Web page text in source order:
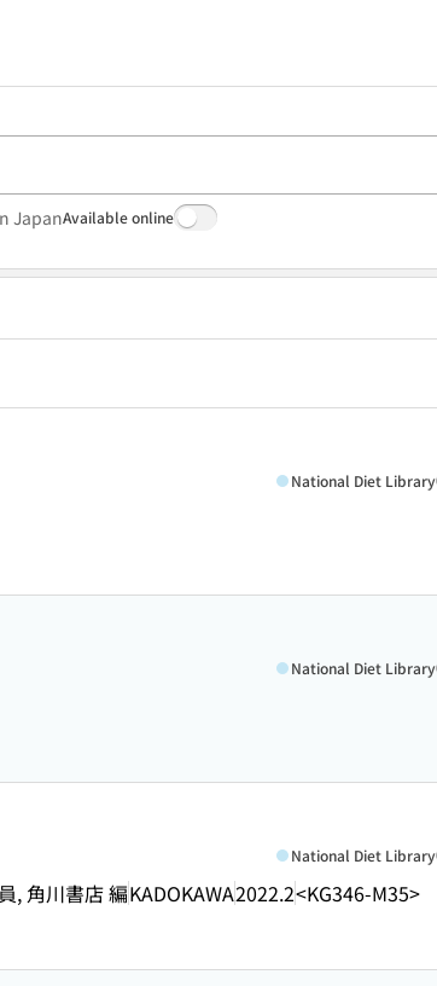
JapanAvailable online
National Diet Library
National Diet Library
, 角川書店 編KADOKAWA2022.2<KG346-M35>
National Diet Library